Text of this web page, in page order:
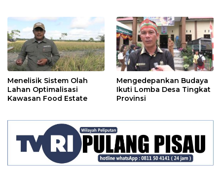
Menelisik Sistem Olah
Lahan Optimalisasi
Kawasan Food Estate
Mengedepankan Budaya
Ikuti Lomba Desa Tingkat
Provinsi